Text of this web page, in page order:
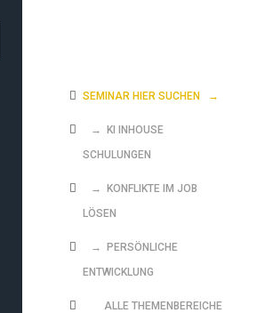
SEMINAR HIER SUCHEN →
→ KI INHOUSE
SCHULUNGEN
→ KONFLIKTE IM JOB
LÖSEN
→ PERSÖNLICHE
ENTWICKLUNG
ALLE THEMENBEREICHE